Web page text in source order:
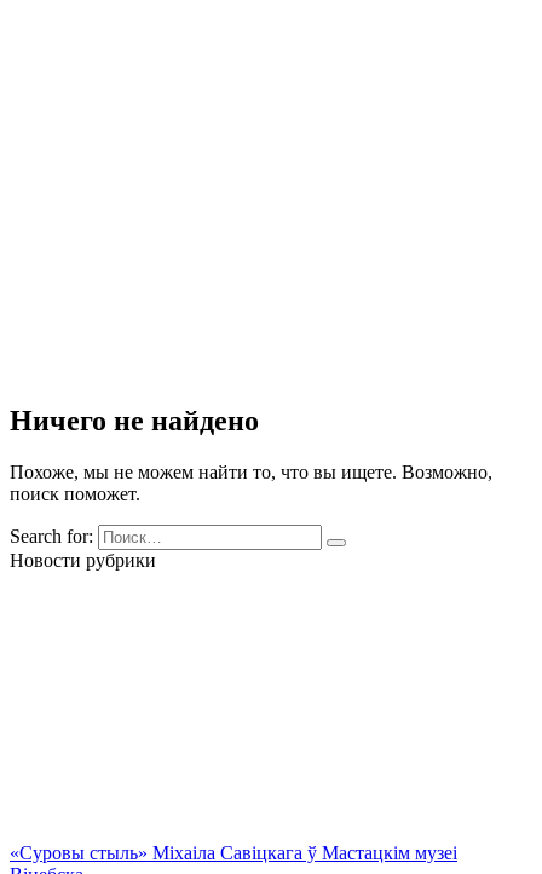
Ничего не найдено
Похоже, мы не можем найти то, что вы ищете. Возможно,
поиск поможет.
Search for:
Новости рубрики
«Суровы стыль» Міхаіла Савіцкага ў Мастацкім музеі